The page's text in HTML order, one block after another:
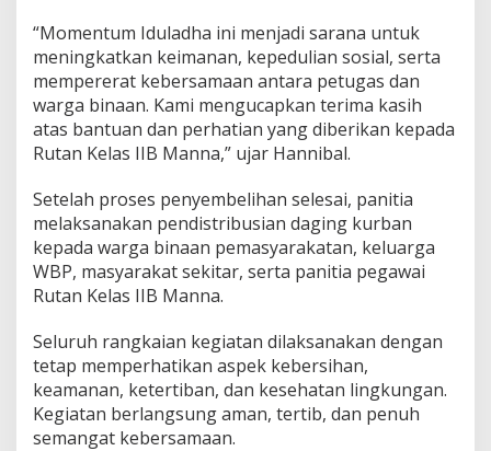
“Momentum Iduladha ini menjadi sarana untuk
meningkatkan keimanan, kepedulian sosial, serta
mempererat kebersamaan antara petugas dan
warga binaan. Kami mengucapkan terima kasih
atas bantuan dan perhatian yang diberikan kepada
Rutan Kelas IIB Manna,” ujar Hannibal.
Setelah proses penyembelihan selesai, panitia
melaksanakan pendistribusian daging kurban
kepada warga binaan pemasyarakatan, keluarga
WBP, masyarakat sekitar, serta panitia pegawai
Rutan Kelas IIB Manna.
Seluruh rangkaian kegiatan dilaksanakan dengan
tetap memperhatikan aspek kebersihan,
keamanan, ketertiban, dan kesehatan lingkungan.
Kegiatan berlangsung aman, tertib, dan penuh
semangat kebersamaan.